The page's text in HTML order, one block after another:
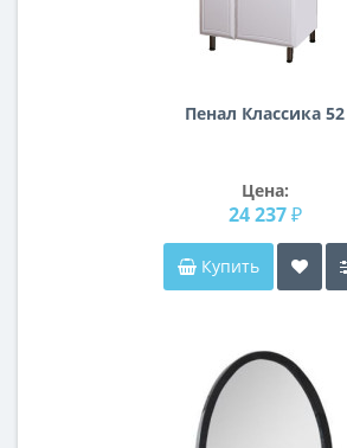
Пенал Классика 52
Цена:
24 237 ₽
Купить